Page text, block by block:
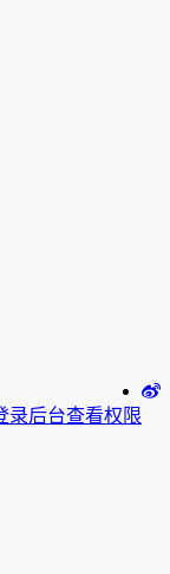
录后台查看权限